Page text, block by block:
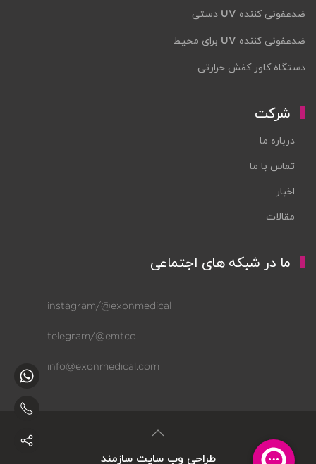
ضدعفونی کننده UV دستی
ضدعفونی کننده UV برای محیط
دستگاه کاور کفش حرارتی
شرکت
درباره ما
تماس با ما
اخبار
مقالات
ما در شبکه های اجتماعی
instagram/@exonmedical
telegram/@emtco
info@exonmedical.com
طراحی وب سایت سازمند